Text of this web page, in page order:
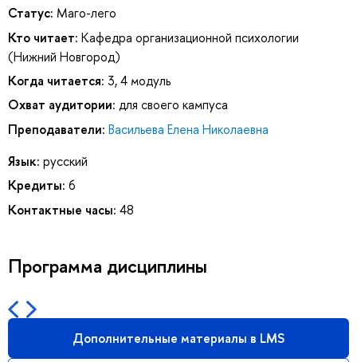
Статус: Маго-лего
Кто читает: Кафедра организационной психологии
(Нижний Новгород)
Когда читается: 3, 4 модуль
Охват аудитории: для своего кампуса
Преподаватели: Васильева Елена Николаевна
Язык: русский
Кредиты: 6
Контактные часы: 48
Программа дисциплины
Дополнительные материалы в LMS